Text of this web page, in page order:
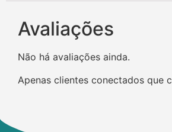
Avaliações
Não há avaliações ainda.
Apenas clientes conectados que